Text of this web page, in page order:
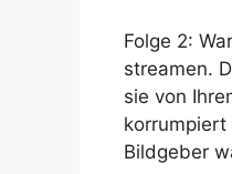
Folge 2:
streamen.
sie von
korrumpiert
Bildgeber